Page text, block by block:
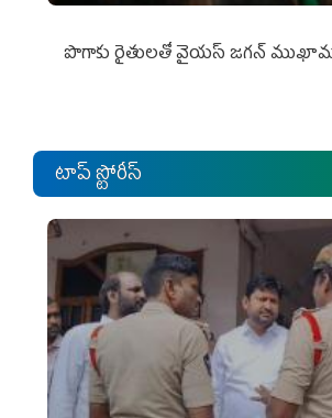
పొగాకు రైతుల‌తో వైయ‌స్ జ‌గ‌న్
టాప్ స్టోరీస్